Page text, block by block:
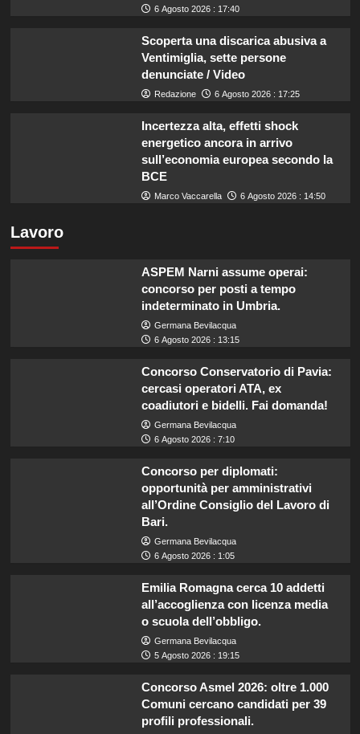
6 Agosto 2026 : 17:40
Scoperta una discarica abusiva a
Ventimiglia, sette persone
denunciate / Video
Redazione 6 Agosto 2026 : 17:25
Incertezza alta, effetti shock
energetico ancora in arrivo
sull’economia europea secondo la
BCE
Marco Vaccarella 6 Agosto 2026 : 14:50
Lavoro
ASPEM Narni assume operai:
concorso per posti a tempo
indeterminato in Umbria.
Germana Bevilacqua
6 Agosto 2026 : 13:15
Concorso Conservatorio di Pavia:
cercasi operatori ATA, ex
coadiutori e bidelli. Fai domanda!
Germana Bevilacqua
6 Agosto 2026 : 7:10
Concorso per diplomati:
opportunità per amministrativi
all’Ordine Consiglio del Lavoro di
Bari.
Germana Bevilacqua
6 Agosto 2026 : 1:05
Emilia Romagna cerca 10 addetti
all’accoglienza con licenza media
o scuola dell’obbligo.
Germana Bevilacqua
5 Agosto 2026 : 19:15
Concorso Asmel 2026: oltre 1.000
Comuni cercano candidati per 39
profili professionali.